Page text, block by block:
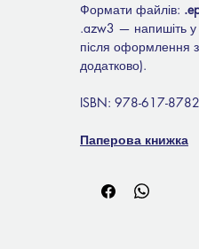
Формати файлів:
.azw3 — напишіть у
після оформлення
додатково).
ISBN: 978-617-
Паперова книжка